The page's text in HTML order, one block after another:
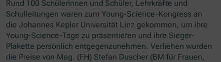
Rund 100 Schülerinnen und Schüler, Lehrkräfte und
Schulleitungen waren zum Young-Science-Kongress an
die Johannes Kepler Universität Linz gekommen, um ihre
Young-Science-Tage zu präsentieren und ihre Sieger-
Plakette persönlich entgegenzunehmen. Verliehen wurden
die Preise von Mag. (FH) Stefan Duscher (BM für Frauen,